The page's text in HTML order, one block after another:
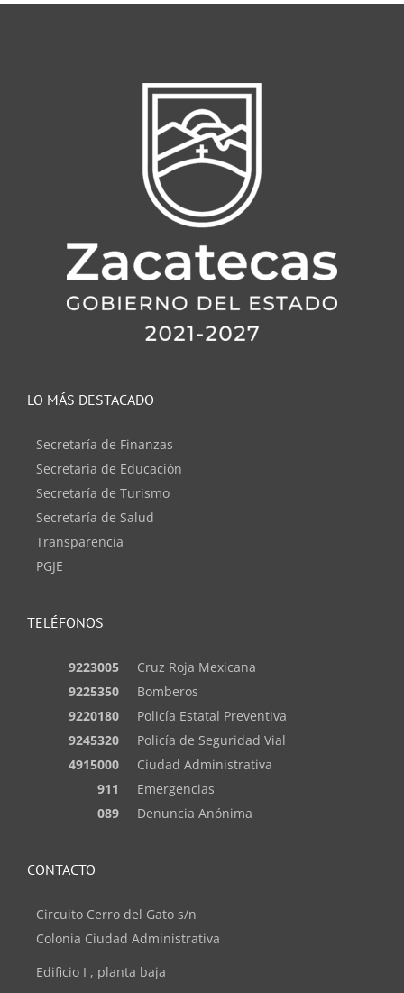
TELÉFONOS
9223005
Cruz Roja Mexicana
9225350
Bomberos
9220180
Policía Estatal Preventiva
9245320
Policía de Seguridad Vial
4915000
Ciudad Administrativa
911
Emergencias
089
Denuncia Anónima
LO MÁS DESTACADO
Secretaría de Finanzas
Secretaría de Educación
Secretaría de Turismo
Secretaría de Salud
Transparencia
PGJE
CONTACTO
Circuito Cerro del Gato s/n
Colonia Ciudad Administrativa
Edificio I , planta baja